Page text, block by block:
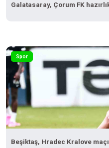
Galatasaray, Çorum FK
Spor
Beşiktaş, Hradec Kralove